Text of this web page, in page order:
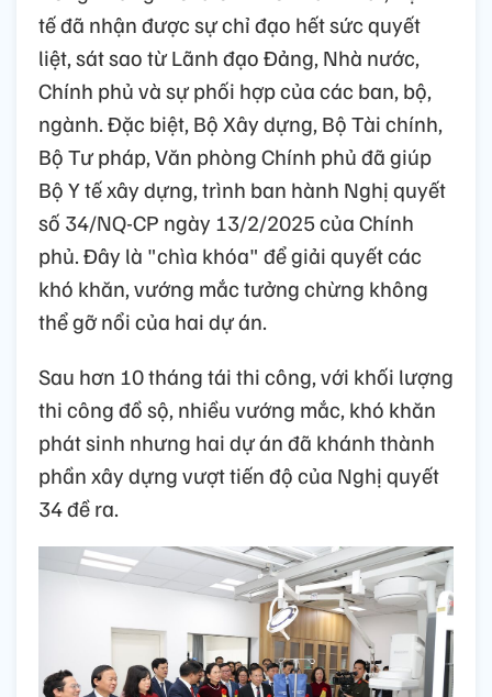
tế đã nhận được sự chỉ đạo hết sức quyết
liệt, sát sao từ Lãnh đạo Đảng, Nhà nước,
Chính phủ và sự phối hợp của các ban, bộ,
ngành. Đặc biệt, Bộ Xây dựng, Bộ Tài chính,
Bộ Tư pháp, Văn phòng Chính phủ đã giúp
Bộ Y tế xây dựng, trình ban hành Nghị quyết
số 34/NQ-CP ngày 13/2/2025 của Chính
phủ. Đây là "chìa khóa" để giải quyết các
khó khăn, vướng mắc tưởng chừng không
thể gỡ nổi của hai dự án.
Sau hơn 10 tháng tái thi công, với khối lượng
thi công đồ sộ, nhiều vướng mắc, khó khăn
phát sinh nhưng hai dự án đã khánh thành
phần xây dựng vượt tiến độ của Nghị quyết
34 đề ra.